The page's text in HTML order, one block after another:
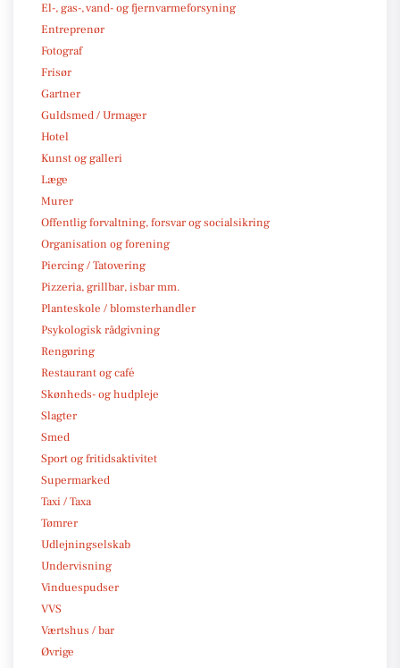
El-, gas-, vand- og fjernvarmeforsyning
Entreprenør
Fotograf
Frisør
Gartner
Guldsmed / Urmager
Hotel
Kunst og galleri
Læge
Murer
Offentlig forvaltning, forsvar og socialsikring
Organisation og forening
Piercing / Tatovering
Pizzeria, grillbar, isbar mm.
Planteskole / blomsterhandler
Psykologisk rådgivning
Rengøring
Restaurant og café
Skønheds- og hudpleje
Slagter
Smed
Sport og fritidsaktivitet
Supermarked
Taxi / Taxa
Tømrer
Udlejningselskab
Undervisning
Vinduespudser
VVS
Værtshus / bar
Øvrige